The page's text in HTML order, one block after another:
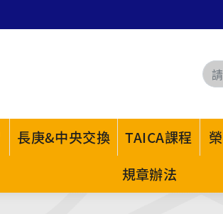
長庚&中央交換 TAICA課程
規章辦法